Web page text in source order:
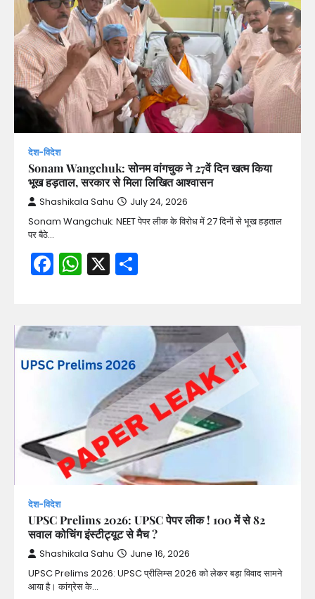
देश-विदेश
Sonam Wangchuk: सोनम वांगचुक ने 27वें दिन खत्म किया
भूख हड़ताल, सरकार से मिला लिखित आश्वासन
Shashikala Sahu July 24, 2026
Sonam Wangchuk: NEET पेपर लीक के विरोध में 27 दिनों से भूख हड़ताल
पर बैठे…
Facebook
WhatsApp
X
देश-विदेश
UPSC Prelims 2026: UPSC पेपर लीक ! 100 में से 82
सवाल कोचिंग इंस्टीट्यूट से मैच ?
Shashikala Sahu June 16, 2026
UPSC Prelims 2026: UPSC प्रीलिम्स 2026 को लेकर बड़ा विवाद सामने
आया है। कांग्रेस के…